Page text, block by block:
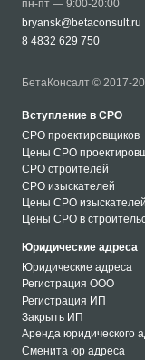
пн-пт — 9:00-20:00
bryansk@betaconsult.ru
8 4832 629 750
БетаКонсалт © 2017-
Вступление в СРО
СРО проектировщиков
Цены СРО
СРО строителей
СРО изыскателей
Цены СРО изыскателей
Цены СРО в
Юридические адреса
Юридические адреса
Регистрация ООО
Регистрация ИП
Закрыть ИП
Аренда юридического
Сменита юр адреса